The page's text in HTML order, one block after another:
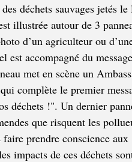
déchets sauvages jetés
illustrée autour de 3
d’un agriculteur ou
est accompagné du
met en scène un
complète le premier
déchets !". Un dernier
que risquent les
prendre conscience aux
impacts de ces déchets